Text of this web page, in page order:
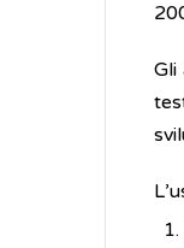
Gli